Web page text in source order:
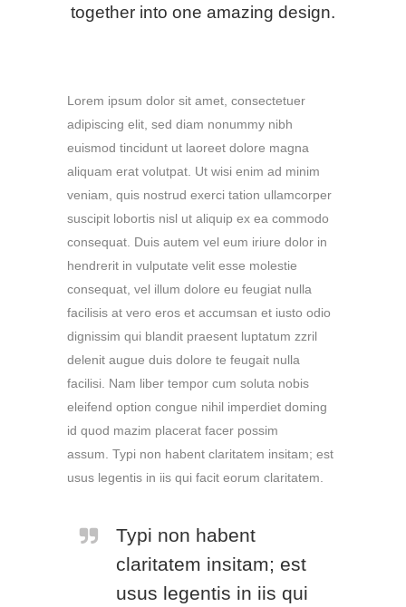
together into one amazing design.
Lorem ipsum dolor sit amet, consectetuer
adipiscing elit, sed diam nonummy nibh
euismod tincidunt ut laoreet dolore magna
aliquam erat volutpat. Ut wisi enim ad minim
veniam, quis nostrud exerci tation ullamcorper
suscipit lobortis nisl ut aliquip ex ea commodo
consequat. Duis autem vel eum iriure dolor in
hendrerit in vulputate velit esse molestie
consequat, vel illum dolore eu feugiat nulla
facilisis at vero eros et accumsan et iusto odio
dignissim qui blandit praesent luptatum zzril
delenit augue duis dolore te feugait nulla
facilisi. Nam liber tempor cum soluta nobis
eleifend option congue nihil imperdiet doming
id quod mazim placerat facer possim
assum. Typi non habent claritatem insitam; est
usus legentis in iis qui facit eorum claritatem.
Typi non habent
claritatem insitam; est
usus legentis in iis qui